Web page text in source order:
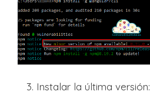
3. Instalar la última versión: